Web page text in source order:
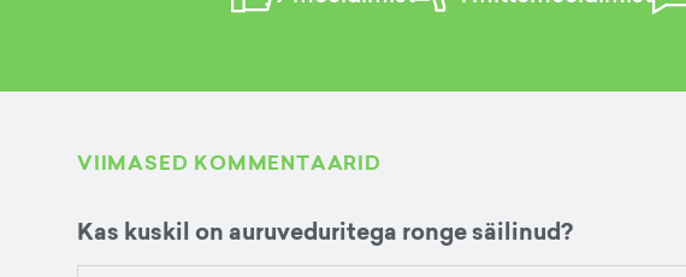
VIIMASED KOMMENTAARID
Kas kuskil on auruveduritega ronge säilinud?